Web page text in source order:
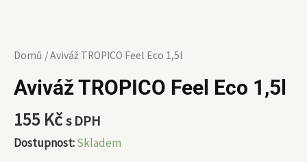
Domů / Aviváž TROPICO Feel Eco 1,5l
Aviváž TROPICO Feel Eco 1,5l
155 Kčs DPH
Dostupnost:Skladem